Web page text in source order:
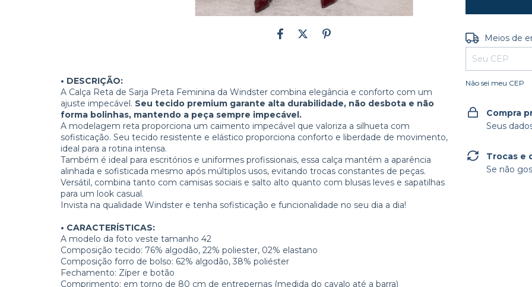
• DESCRIÇÃO:
A Calça Reta de Sarja Preta Feminina da Windster combina elegância e conforto com um
ajuste impecável. Seu tecido premium garante alta durabilidade, não desbota e não
forma bolinhas, mantendo a peça sempre impecável.
A modelagem reta proporciona um caimento impecável que valoriza a silhueta com
sofisticação. Seu tecido resistente e elástico proporciona conforto e liberdade de movimento,
ideal para a rotina intensa.
Também é ideal para escritórios e uniformes profissionais, essa calça mantém a aparência
alinhada e sofisticada mesmo após múltiplos usos, evitando trocas constantes de peças.
Versátil, combina tanto com camisas sociais e salto alto quanto com blusas leves e sapatilhas
para um look casual.
Invista na qualidade Windster e tenha sofisticação e funcionalidade no seu dia a dia!
• CARACTERÍSTICAS:
A modelo da foto veste tamanho 42
Composição tecido: 76% algodão, 22% poliester, 02% elastano
Composição forro de bolso: 62% algodão, 38% poliéster
Fechamento: Zíper e botão
Comprimento: em torno de 80 cm de entrepernas (medida do cavalo até a barra)
Entregas para o
Meios de
Não sei meu CEP
Compra
Seus
Trocas e
Se não